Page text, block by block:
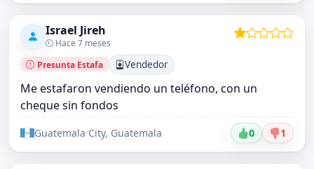
Israel Jireh
Hace 7 meses
Presunta Estafa
Vendedor
Me estafaron vendiendo un teléfono, con un
cheque sin fondos
Guatemala City, Guatemala 0 1